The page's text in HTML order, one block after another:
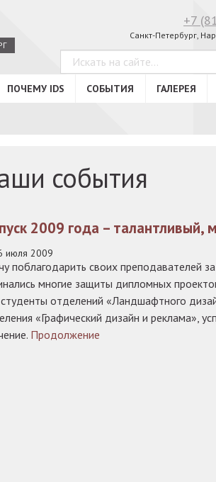
+7
Санкт-Петербург,
ПОЧЕМУ IDS СОБЫТИЯ ГАЛЕРЕЯ
события
2009 года – талантливый,
июля 2009
поблагодарить своих преподавателей
многие защиты дипломных
отделений «Ландшафтного
«Графический дизайн и реклама»,
Продолжение